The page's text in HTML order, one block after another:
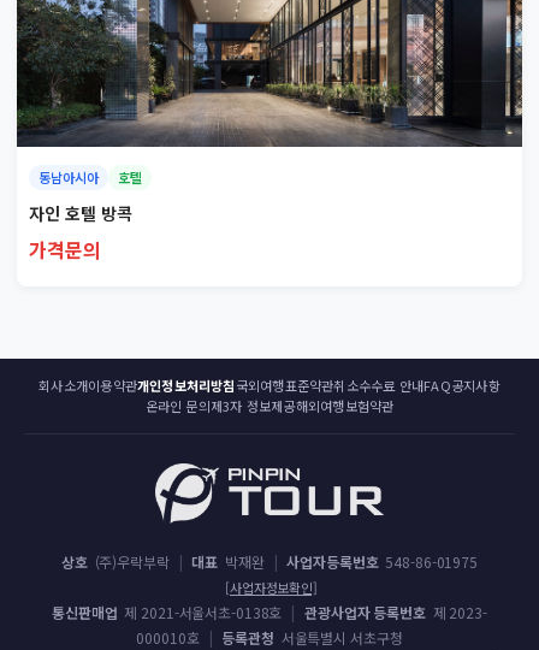
동남아시아 호텔
자인 호텔 방콕
가격문의
회사소개이용약관개인정보처리방침국외여행표준약관취소수수료 안내FAQ공지사항
온라인 문의제3자 정보제공해외여행보험약관
상호 (주)우락부락 | 대표 박재완 | 사업자등록번호 548-86-01975
[사업자정보확인]
통신판매업 제 2021-서울서초-0138호 | 관광사업자 등록번호 제 2023-
000010호 | 등록관청 서울특별시 서초구청